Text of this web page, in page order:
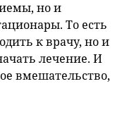
но и
То есть
к врачу, но и
лечение. И
вмешательство,